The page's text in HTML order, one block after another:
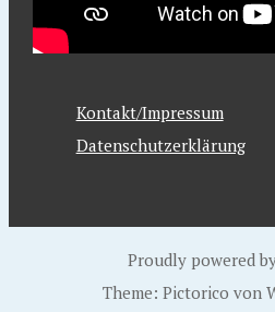
Kontakt/Impressum
Datenschutzerklärung
Proudly powered
Theme: Pictorico von